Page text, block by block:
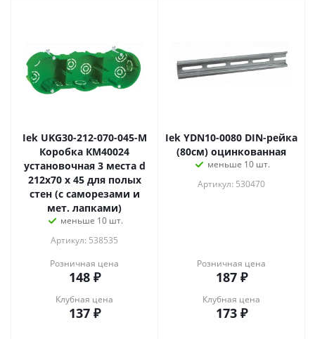
Iek UKG30-212-070-045-M
Коробка КМ40024
установочная 3 места d
212х70 x 45 для полых
стен (с саморезами и
мет. лапками)
меньше 10 шт.
Артикул: 538535
Розничная цена
148₽
Клубная цена
137₽
Iek YDN10-0080 DIN-рейка
(80см) оцинкованная
меньше 10 шт.
Артикул: 530470
Розничная цена
187₽
Клубная цена
173₽